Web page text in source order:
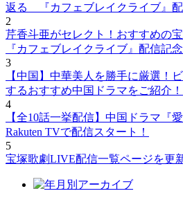
返る 『カフェブレイクライブ』
2
芹香斗亜がセレクト！おすすめの
『カフェブレイクライブ』配信記
3
【中国】中華美人を勝手に厳選！
するおすすめ中国ドラマをご紹介！
4
【全10話一挙配信】中国ドラマ『
Rakuten TVで配信スタート！
5
宝塚歌劇LIVE配信一覧ページを更